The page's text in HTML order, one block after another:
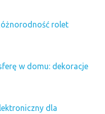
rolet
w domu: dekoracje
dla